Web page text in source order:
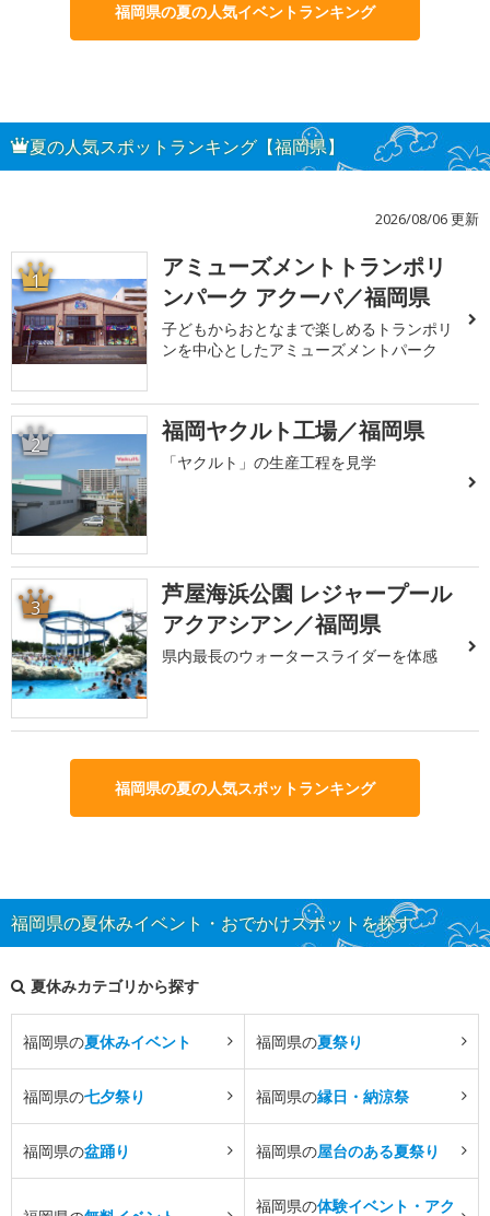
福岡県の夏の人気イベントランキング
夏の人気スポットランキング【福岡県】
2026/08/06 更新
1
アミューズメントトランポリ
ンパーク アクーパ／福岡県
子どもからおとなまで楽しめるトランポリ
ンを中心としたアミューズメントパーク
2 福岡ヤクルト工場／福岡県
「ヤクルト」の生産工程を見学
3
芦屋海浜公園 レジャープール
アクアシアン／福岡県
県内最長のウォータースライダーを体感
福岡県の夏の人気スポットランキング
福岡県の夏休みイベント・おでかけスポットを探す
夏休みカテゴリから探す
福岡県の夏休みイベント 福岡県の夏祭り
福岡県の七夕祭り 福岡県の縁日・納涼祭
福岡県の盆踊り 福岡県の屋台のある夏祭り
福岡県の体験イベント・アク